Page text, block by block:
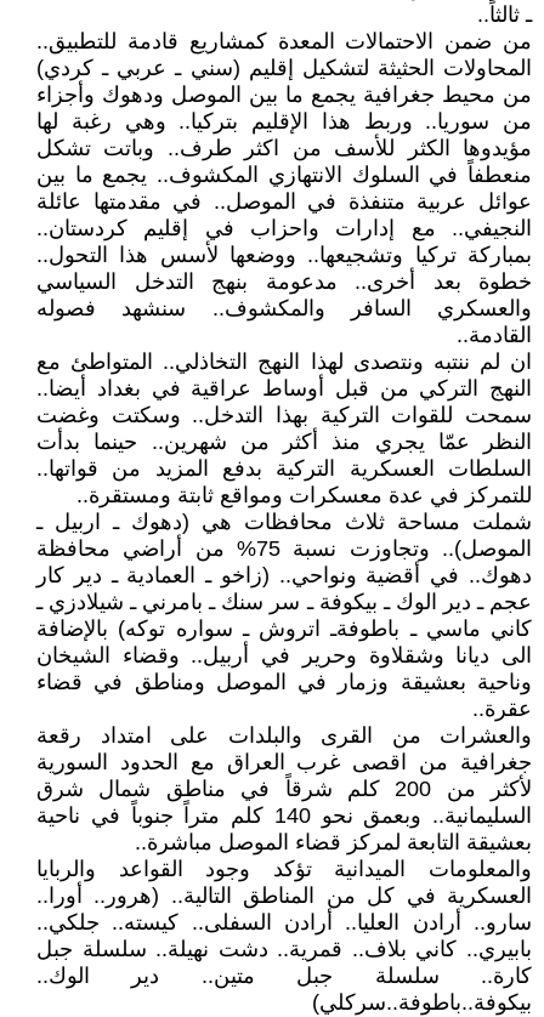
ـ ثالثاً..
من ضمن الاحتمالات المعدة كمشاريع قادمة للتطبيق..
المحاولات الحثيثة لتشكيل إقليم (سني ـ عربي ـ كردي)
من محيط جغرافية يجمع ما بين الموصل ودهوك وأجزاء
من سوريا.. وربط هذا الإقليم بتركيا.. وهي رغبة لها
مؤيدوها الكثر للأسف من اكثر طرف.. وباتت تشكل
منعطفاً في السلوك الانتهازي المكشوف.. يجمع ما بين
عوائل عربية متنفذة في الموصل.. في مقدمتها عائلة
النجيفي.. مع إدارات واحزاب في إقليم كردستان..
بمباركة تركيا وتشجيعها.. ووضعها لأسس هذا التحول..
خطوة بعد أخرى.. مدعومة بنهج التدخل السياسي
والعسكري السافر والمكشوف.. سنشهد فصوله
القادمة..
ان لم ننتبه ونتصدى لهذا النهج التخاذلي.. المتواطئ مع
النهج التركي من قبل أوساط عراقية في بغداد أيضا..
سمحت للقوات التركية بهذا التدخل.. وسكتت وغضت
النظر عمّا يجري منذ أكثر من شهرين.. حينما بدأت
السلطات العسكرية التركية بدفع المزيد من قواتها..
للتمركز في عدة معسكرات ومواقع ثابتة ومستقرة..
شملت مساحة ثلاث محافظات هي (دهوك ـ اربيل ـ
الموصل).. وتجاوزت نسبة 75% من أراضي محافظة
دهوك.. في أقضية ونواحي.. (زاخو ـ العمادية ـ دير كار
عجم ـ دير الوك ـ بيكوفة ـ سر سنك ـ بامرني ـ شيلادزي ـ
كاني ماسي ـ باطوفةـ اتروش ـ سواره توكه) بالإضافة
الى ديانا وشقلاوة وحرير في أربيل.. وقضاء الشيخان
وناحية بعشيقة وزمار في الموصل ومناطق في قضاء
عقرة..
والعشرات من القرى والبلدات على امتداد رقعة
جغرافية من اقصى غرب العراق مع الحدود السورية
لأكثر من 200 كلم شرقاً في مناطق شمال شرق
السليمانية.. وبعمق نحو 140 كلم متراً جنوباً في ناحية
بعشيقة التابعة لمركز قضاء الموصل مباشرة..
والمعلومات الميدانية تؤكد وجود القواعد والربايا
العسكرية في كل من المناطق التالية.. (هرور.. أورا..
سارو.. أرادن العليا.. أرادن السفلى.. كيسته.. جلكي..
بابيري.. كاني بلاف.. قمرية.. دشت نهيلة.. سلسلة جبل
كارة.. سلسلة جبل متين.. دير الوك..
بيكوفة..باطوفة..سركلي)